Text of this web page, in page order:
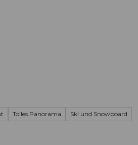
Tolles Panorama Ski und Snowboard